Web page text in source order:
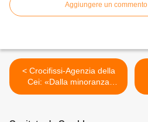
Aggiungere un commento
< Crocifissi-Agenzia della
Cei: «Dalla minoranza
laicista uno scippo al